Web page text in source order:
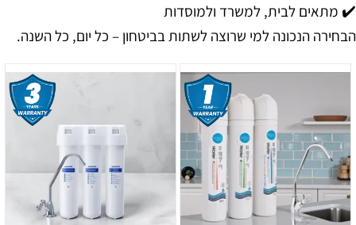
✔️ מתאים לבית, למשרד ולמוסדות
הבחירה הנכונה למי שרוצה לשתות בביטחון – כל יום, כל השנה.